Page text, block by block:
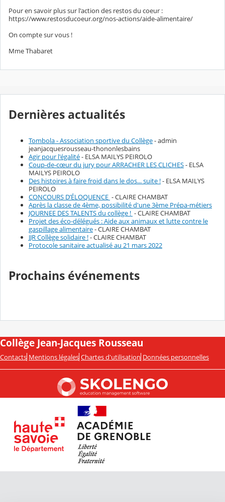
Pour en savoir plus sur l'action des restos du coeur :
https://www.restosducoeur.org/nos-actions/aide-alimentaire/
On compte sur vous !
Mme Thabaret
Dernières actualités
Tombola - Association sportive du Collège- admin
jeanjacquesrousseau-thononlesbains
Agir pour l'égalité- ELSA MAILYS PEIROLO
Coup-de-cœur du jury pour ARRACHER LES CLICHES- ELSA
MAILYS PEIROLO
Des histoires à faire froid dans le dos... suite !- ELSA MAILYS
PEIROLO
CONCOURS D’ÉLOQUENCE - CLAIRE CHAMBAT
Après la classe de 4ème, possibilité d'une 3ème Prépa-métiers
JOURNEE DES TALENTS du collège ! - CLAIRE CHAMBAT
Projet des éco-délégués : Aide aux animaux et lutte contre le
gaspillage alimentaire- CLAIRE CHAMBAT
JJR Collège solidaire !- CLAIRE CHAMBAT
Protocole sanitaire actualisé au 21 mars 2022
Prochains événements
Collège Jean-Jacques Rousseau
Contacts Mentions légales Chartes d'utilisation Données personnelles